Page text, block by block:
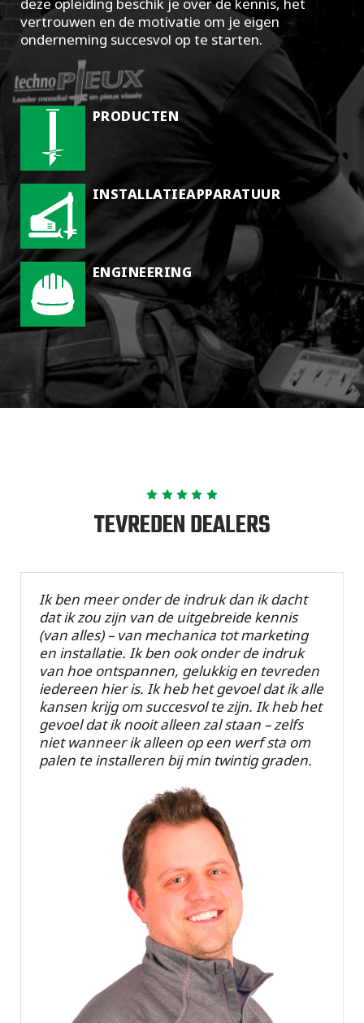
deze opleiding beschik je over de kennis, het
vertrouwen en de motivatie om je eigen
onderneming succesvol op te starten.
PRODUCTEN
INSTALLATIEAPPARATUUR
ENGINEERING
TEVREDEN DEALERS
Ik ben meer onder de indruk dan ik dacht
dat ik zou zijn van de uitgebreide kennis
(van alles) – van mechanica tot marketing
en installatie. Ik ben ook onder de indruk
van hoe ontspannen, gelukkig en tevreden
iedereen hier is. Ik heb het gevoel dat ik alle
kansen krijg om succesvol te zijn. Ik heb het
gevoel dat ik nooit alleen zal staan – zelfs
niet wanneer ik alleen op een werf sta om
palen te installeren bij min twintig graden.